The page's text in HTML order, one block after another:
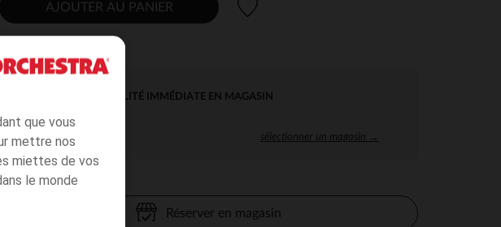
que vous
mettre nos
miettes de vos
le monde
AJOUTER AU PANIER
DISPONIBILITÉ IMMÉDIATE EN MAGASIN
sélectionner un magasin →
Réserver en magasin